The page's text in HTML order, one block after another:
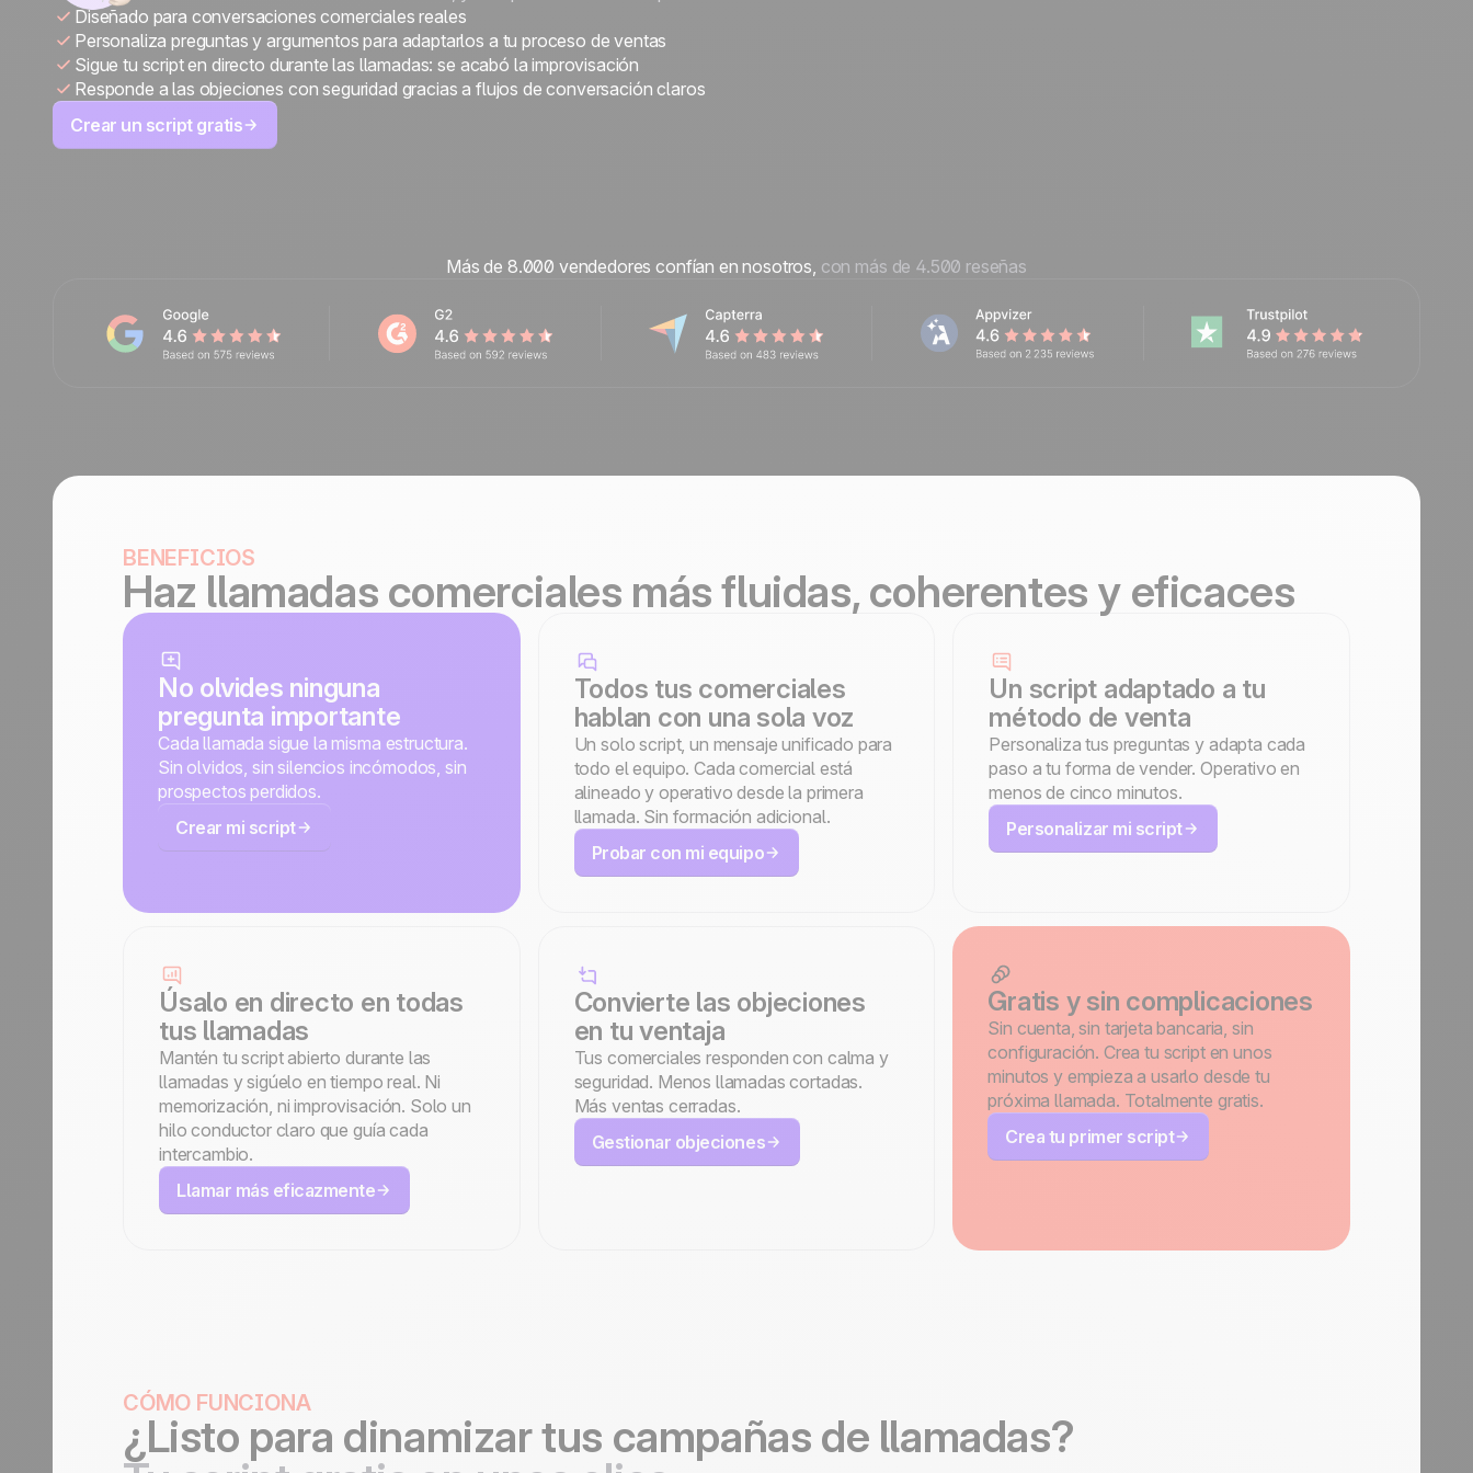
Contáctanos
Hazte partner
Diseñado para conversaciones comerciales reales
Personaliza preguntas y argumentos para adaptarlos a tu proceso de ventas
Sigue tu script en directo durante las llamadas: se acabó la improvisación
Responde a las objeciones con seguridad gracias a flujos de conversación claros
Crear un script gratis
Más de 8.000 vendedores confían en nosotros, con más de 4.500 reseñas
BENEFICIOS
Haz llamadas comerciales más fluidas, coherentes y eficaces
No olvides ninguna
pregunta importante
Cada llamada sigue la misma estructura.
Sin olvidos, sin silencios incómodos, sin
prospectos perdidos.
Crear mi script
Todos tus comerciales
hablan con una sola voz
Un solo script, un mensaje unificado para
todo el equipo. Cada comercial está
alineado y operativo desde la primera
llamada. Sin formación adicional.
Probar con mi equipo
Un script adaptado a tu
método de venta
Personaliza tus preguntas y adapta cada
paso a tu forma de vender. Operativo en
menos de cinco minutos.
Personalizar mi script
Úsalo en directo en todas
tus llamadas
Mantén tu script abierto durante las
llamadas y sigúelo en tiempo real. Ni
memorización, ni improvisación. Solo un
hilo conductor claro que guía cada
intercambio.
Llamar más eficazmente
Convierte las objeciones
en tu ventaja
Tus comerciales responden con calma y
seguridad. Menos llamadas cortadas.
Más ventas cerradas.
Gestionar objeciones
Gratis y sin complicaciones
Sin cuenta, sin tarjeta bancaria, sin
configuración. Crea tu script en unos
minutos y empieza a usarlo desde tu
próxima llamada. Totalmente gratis.
Crea tu primer script
CÓMO FUNCIONA
¿Listo para dinamizar tus campañas de llamadas?